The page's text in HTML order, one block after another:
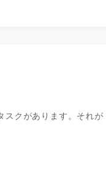
スクがあります。それ